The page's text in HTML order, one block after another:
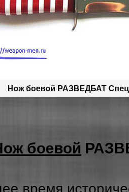
Нож боевой РАЗВЕДБАТ
боевой
вpeмя